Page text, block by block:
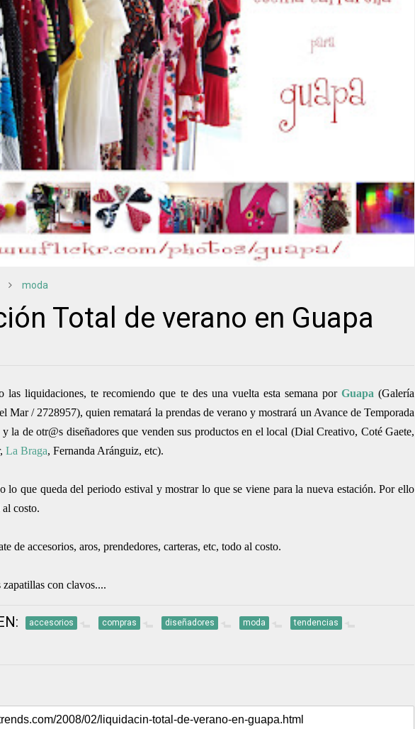
moda
Total de verano en Guapa
las liquidaciones, te recomiendo que te des una vuelta esta semana por Guapa (Galería
Mar / 2728957), quien rematará la prendas de verano y mostrará un Avance de Temporada
la de otr@s diseñadores que venden sus productos en el local (Dial Creativo, Coté Gaete,
La Braga, Fernanda Aránguiz, etc).
lo que queda del periodo estival y mostrar lo que se viene para la nueva estación. Por ello
al costo.
de accesorios, aros, prendedores, carteras, etc, todo al costo.
con clavos....
accesorios compras diseñadores moda tendencias